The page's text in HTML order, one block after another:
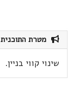
מטרת התוכנית
שינוי קווי בניין.